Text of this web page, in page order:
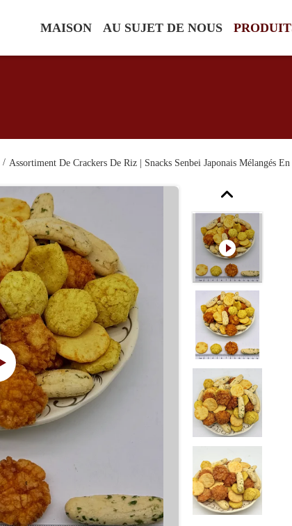
MAISON AU SUJET DE NOUS
/ Assortiment De Crackers De Riz | Snacks Senbei Japonais Mélangés